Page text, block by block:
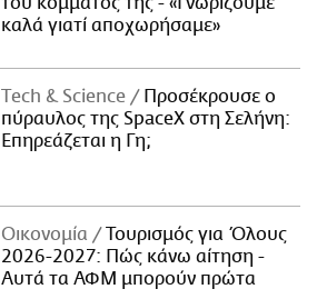
καλά γιατί αποχωρήσαμε»
Τech & Science
Προσέκρουσε ο
πύραυλος της SpaceX στη Σελήνη:
Επηρεάζεται η Γη;
Οικονομία
Τουρισμός για Όλους
2026-2027: Πώς κάνω αίτηση -
Αυτά τα ΑΦΜ μπορούν πρώτα